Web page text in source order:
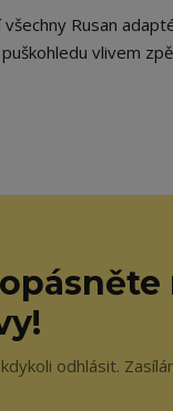
Rusan
vlivem
odhlásit.